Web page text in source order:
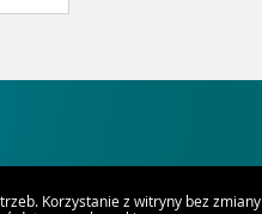
Korzystanie z witryny bez zmiany